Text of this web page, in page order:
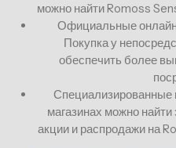
можно найти Romoss
Официальные
Покупка у
обеспечить более
Специализированные
магазинах можно
акции и распродажи на